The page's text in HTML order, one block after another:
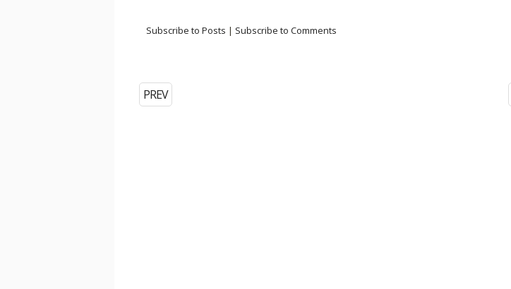
Subscribe to Posts | Subscribe to Comments
PREV